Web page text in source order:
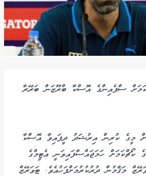
ސްޕެއިންގެ އޮސްކާ ބްރޫޒަން ބަރޭރާ
މީގެ ކުރިން އިރުޝަދު ދީފައިވާ އޮސްކާ
ކޯޗްކަމަށް ހަމަޖައްސާފައިވަނީ އެޓީމްގެ
މަޤާމުން ދުރުކުރުމަށްފަހުއެވެ. ޓަވަރޭޒް